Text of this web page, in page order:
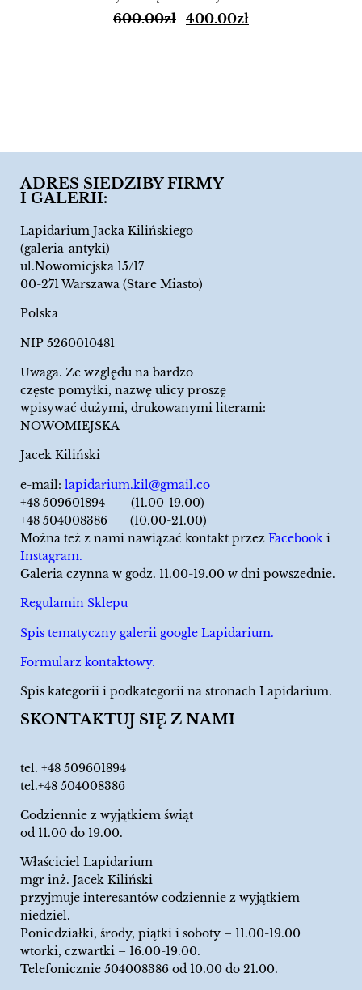
600.00zł 400.00zł
ADRES SIEDZIBY FIRMY
I GALERII:
Lapidarium Jacka Kilińskiego
(galeria-antyki)
ul.Nowomiejska 15/17
00-271 Warszawa (Stare Miasto)
Polska
NIP 5260010481
Uwaga. Ze względu na bardzo
częste pomyłki, nazwę ulicy proszę
wpisywać dużymi, drukowanymi literami:
NOWOMIEJSKA
Jacek Kiliński
e-mail: lapidarium.kil@gmail.co
+48 509601894 (11.00-19.00)
+48 504008386 (10.00-21.00)
Można też z nami nawiązać kontakt przez Facebook i
Instagram.
Galeria czynna w godz. 11.00-19.00 w dni powszednie.
Regulamin Sklepu
Spis tematyczny galerii google Lapidarium.
Formularz kontaktowy.
Spis kategorii i podkategorii na stronach Lapidarium.
SKONTAKTUJ SIĘ Z NAMI
tel. +48 509601894
tel.+48 504008386
Codziennie z wyjątkiem świąt
od 11.00 do 19.00.
Właściciel Lapidarium
mgr inż. Jacek Kiliński
przyjmuje interesantów codziennie z wyjątkiem
niedziel.
Poniedziałki, środy, piątki i soboty – 11.00-19.00
wtorki, czwartki – 16.00-19.00.
Telefonicznie 504008386 od 10.00 do 21.00.